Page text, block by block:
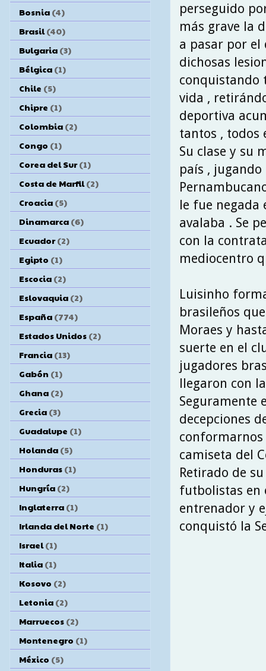
perseguido
más grave la
a pasar por el
dichosas
conquistando
vida ,
deportiva
tantos , todos
Su clase y su
país ,
le fue negada
avalaba . Se
con la
mediocentro
Luisinho
brasileños
Moraes y
suerte en el
jugadores
llegaron con
Seguramente
decepciones
conformarnos
camiseta del
Retirado de
futbolistas en
entrenador y
conquistó la
Bosnia (4)
Brasil (40)
Bulgaria (3)
Bélgica (1)
Chile (5)
Chipre (1)
Colombia (2)
Congo (1)
Corea del Sur (1)
Costa de Marfil (2)
Croacia (5)
Dinamarca (6)
Ecuador (2)
Egipto (1)
Escocia (2)
Eslovaquia (2)
España (774)
Estados Unidos (2)
Francia (13)
Gabón (1)
Ghana (2)
Grecia (3)
Guadalupe (1)
Holanda (5)
Honduras (1)
Hungría (2)
Inglaterra (1)
Irlanda del Norte (1)
Israel (1)
Italia (1)
Kosovo (2)
Letonia (2)
Marruecos (2)
Montenegro (1)
México (5)